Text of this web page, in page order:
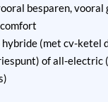
besparen, vooral
hybride (met cv-ketel
of all-electric